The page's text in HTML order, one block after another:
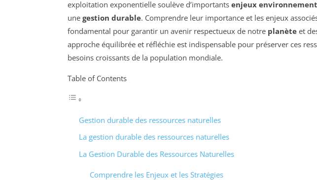
exploitation exponentielle soulève d’importants enjeux
une gestion durable. Comprendre leur importance et les enjeux
fondamental pour garantir un avenir respectueux de notre planète et
approche équilibrée et réfléchie est indispensable pour préserver ces
besoins croissants de la population mondiale.
Table of Contents
Gestion durable des ressources naturelles
La gestion durable des ressources naturelles
La Gestion Durable des Ressources Naturelles
Comprendre les Enjeux et les Stratégies